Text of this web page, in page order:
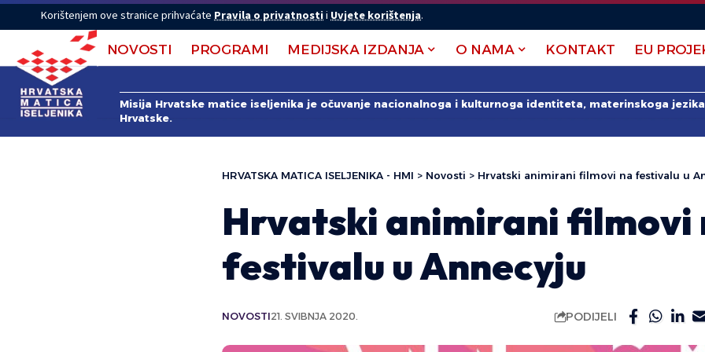
Korištenjem ove stranice prihvaćate Pravila o privatnostii Uvjete korištenja.
NOVOSTI PROGRAMI MEDIJSKA IZDANJA O NAMA KONTAKT EU
Misija Hrvatske matice iseljenika je očuvanje nacionalnoga i kulturnoga identiteta, materinskoga
Hrvatske.
HRVATSKA MATICA ISELJENIKA - HMI > Novosti > Hrvatski animirani filmovi na festivalu u
Hrvatski animirani filmovi
festivalu u Annecyju
NOVOSTI21. SVIBNJA 2020. PODIJELI